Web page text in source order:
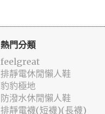
熱門分類
feelgreat
排靜電休閒懶人鞋
豹豹極地
防潑水休閒懶人鞋
排靜電襪(短襪)(長襪)